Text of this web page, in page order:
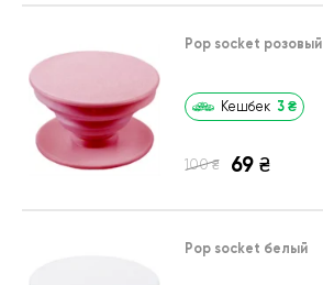
Pop socket розовый
Кешбек 3 ₴
100 ₴ 69 ₴
Pop socket белый